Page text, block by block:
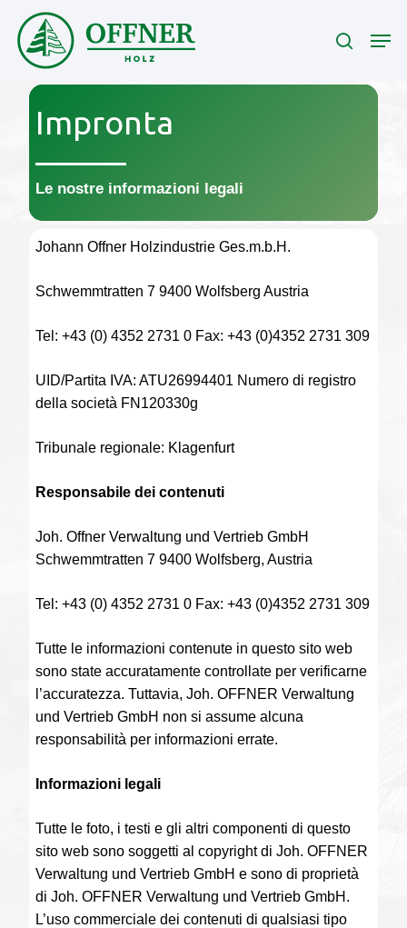
main
search
Impronta
Le nostre informazioni legali
Johann Offner Holzindustrie Ges.m.b.H.
Schwemmtratten 7 9400 Wolfsberg Austria
Tel: +43 (0) 4352 2731 0 Fax: +43 (0)4352 2731 309
UID/Partita IVA: ATU26994401 Numero di registro
della società FN120330g
Tribunale regionale: Klagenfurt
Responsabile dei contenuti
Joh. Offner Verwaltung und Vertrieb GmbH
Schwemmtratten 7 9400 Wolfsberg, Austria
Tel: +43 (0) 4352 2731 0 Fax: +43 (0)4352 2731 309
Tutte le informazioni contenute in questo sito web
sono state accuratamente controllate per verificarne
l’accuratezza. Tuttavia, Joh. OFFNER Verwaltung
und Vertrieb GmbH non si assume alcuna
responsabilità per informazioni errate.
Informazioni legali
Tutte le foto, i testi e gli altri componenti di questo
sito web sono soggetti al copyright di Joh. OFFNER
Verwaltung und Vertrieb GmbH e sono di proprietà
di Joh. OFFNER Verwaltung und Vertrieb GmbH.
L’uso commerciale dei contenuti di qualsiasi tipo